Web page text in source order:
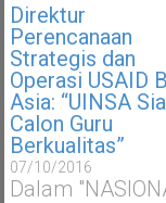
Direktur
Perencanaan
Strategis dan
Operasi USAID
Asia: “UINSA
Calon Guru
Berkualitas”
07/10/2016
Dalam